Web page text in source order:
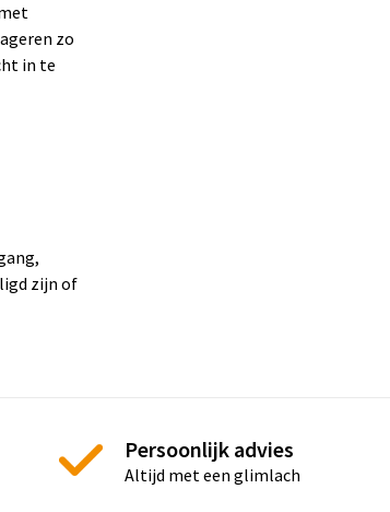
zo
in te
zijn of
Persoonlijk advies
Altijd met een glimlach